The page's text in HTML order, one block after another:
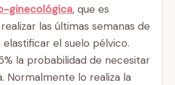
ginecológica, que es
las últimas semanas de
el suelo pélvico.
la probabilidad de necesitar
Normalmente lo realiza la